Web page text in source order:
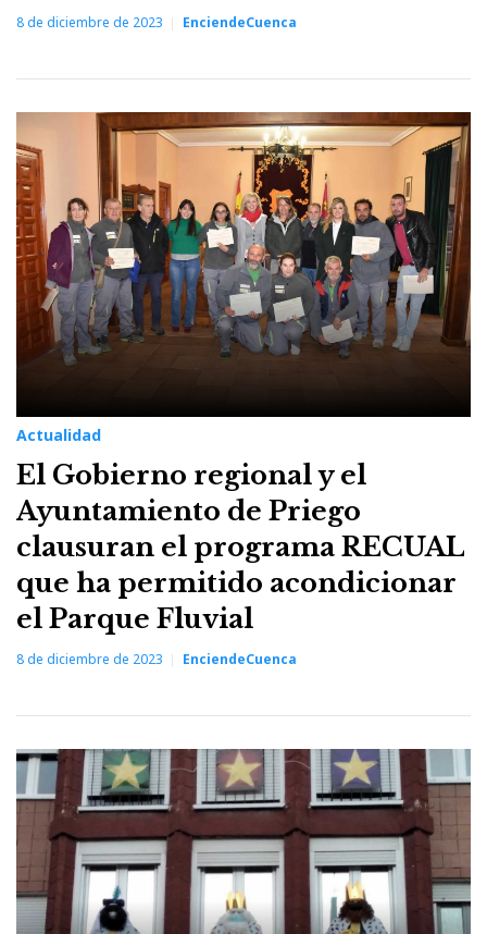
8 de diciembre de 2023 EnciendeCuenca
Actualidad
El Gobierno regional y el
Ayuntamiento de Priego
clausuran el programa RECUAL
que ha permitido acondicionar
el Parque Fluvial
8 de diciembre de 2023 EnciendeCuenca